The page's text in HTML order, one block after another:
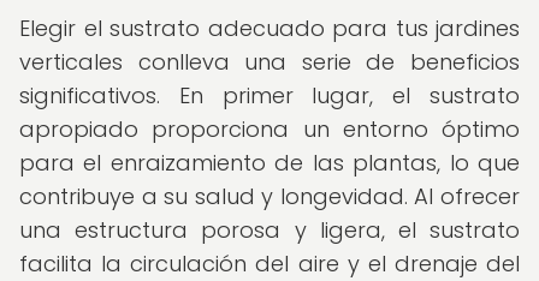
Elegir el sustrato adecuado para tus jardines
verticales conlleva una serie de beneficios
significativos. En primer lugar, el sustrato
apropiado proporciona un entorno óptimo
para el enraizamiento de las plantas, lo que
contribuye a su salud y longevidad. Al ofrecer
una estructura porosa y ligera, el sustrato
facilita la circulación del aire y el drenaje del